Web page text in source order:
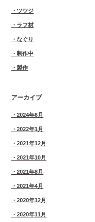
ツツジ
ラフ材
なぐり
制作中
製作
アーカイブ
2024年6月
2022年1月
2021年12月
2021年10月
2021年8月
2021年4月
2020年12月
2020年11月